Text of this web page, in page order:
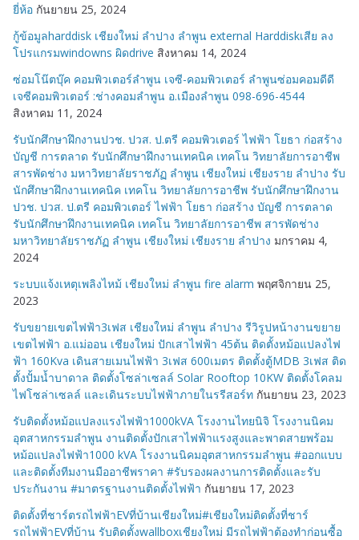
ยี่ห้อ กันยายน 25, 2024
กู้ข้อมูลharddisk เชียงใหม่ ลำปาง ลำพูน external Harddiskเสีย ลง
โปรแกรมwindowns ผิดdrive สิงหาคม 14, 2024
ซ่อมโน๊ตบุ๊ค คอมพิวเตอร์ลำพูน เจซี-คอมพิวเตอร์ ลำพูนซ่อมคอมดีดี
เจซีคอมพิวเตอร์ :ช่างคอมลำพูน อ.เมืองลำพูน 098-696-4544
สิงหาคม 11, 2024
รับนักศึกษาฝึกงานปวช. ปวส. ป.ตรี คอมพิวเตอร์ ไฟฟ้า โยธา ก่อสร้าง
บัญชี การตลาด รับนักศึกษาฝึกงานเทคนิค เทคโน วิทยาลัยการอาชีพ
สารพัดช่าง มหาวิทยาลัยราชภัฏ ลำพูน เชียงใหม่ เชียงราย ลำปาง รับ
นักศึกษาฝึกงานเทคนิค เทคโน วิทยาลัยการอาชีพ รับนักศึกษาฝึกงาน
ปวช. ปวส. ป.ตรี คอมพิวเตอร์ ไฟฟ้า โยธา ก่อสร้าง บัญชี การตลาด
รับนักศึกษาฝึกงานเทคนิค เทคโน วิทยาลัยการอาชีพ สารพัดช่าง
มหาวิทยาลัยราชภัฏ ลำพูน เชียงใหม่ เชียงราย ลำปาง มกราคม 4,
2024
ระบบแจ้งเหตุเพลิงไหม้ เชียงใหม่ ลำพูน fire alarm พฤศจิกายน 25,
2023
รับขยายเขตไฟฟ้า3เฟส เชียงใหม่ ลำพูน ลำปาง รีวิรูปหน้างานขยาย
เขตไฟฟ้า อ.แม่ออน เชียงใหม่ ปักเสาไฟฟ้า 45ต้น ติดตั้งหม้อแปลงไฟ
ฟ้า 160Kva เดินสายเมนไฟฟ้า 3เฟส 600เมตร ติดตั้งตู้MDB 3เฟส ติด
ตั้งปั้มน้ำบาดาล ติดตั้งโซล่าเซลล์ Solar Rooftop 10KW ติดตั้งโคลม
ไฟโซล่าเซลล์ และเดินระบบไฟฟ้าภายในรรีสอร์ท กันยายน 23, 2023
รับติดตั้งหม้อแปลงแรงไฟฟ้า1000kVA โรงงานไทยนิจิ โรงงานนิคม
อุตสาหกรรมลำพูน งานติดตั้งปักเสาไฟฟ้าแรงสูงและพาดสายพร้อม
หม้อแปลงไฟฟ้า1000 kVA โรงงานนิคมอุตสาหกรรมลำพูน #ออกแบบ
และติดตั้งทีมงานมืออาชีพราคา #รับรองผลงานการติดตั้งและรับ
ประกันงาน #มาตรฐานงานติดตั้งไฟฟ้า กันยายน 17, 2023
ติดตั้งที่ชาร์ตรถไฟฟ้าEVที่บ้านเชียงใหม่#เชียงใหม่ติดตั้งที่ชาร์
รถไฟฟ้าEVที่บ้าน รับติดตั้งwallboxเชียงใหม่ มีรถไฟฟ้าต้องทำก่อนซื้อ